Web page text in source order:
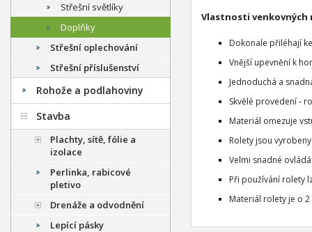
Vlastnosti venkovných
Dokonale přiléhají
Vnější upevnění k
Jednoduchá a
Skvělé provedení -
Materiál omezuje
Rolety jsou
Velmi snadné
Při používání rolety
Materiál rolety je o
Střešní světlíky
Doplňky
Střešní oplechování
Střešní příslušenství
Rohože a podlahoviny
Stavba
Plachty, sítě, fólie a
izolace
Perlinka, rabicové
pletivo
Drenáže a odvodnění
Lepící pásky